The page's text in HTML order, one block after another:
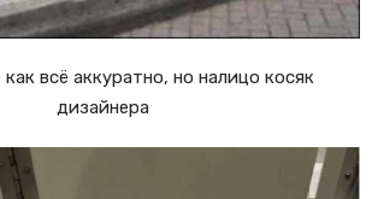
всё аккуратно, но налицо косяк
дизайнера